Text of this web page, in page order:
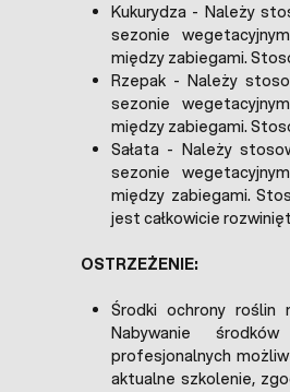
Kukurydza - Należy
sezonie
między zabiegami.
Rzepak - Należy
sezonie
między zabiegami.
Sałata - Należy
sezonie
między zabiegami.
jest całkowicie
OSTRZEŻENIE:
Środki ochrony roślin
Nabywanie
profesjonalnych
aktualne szkolenie,